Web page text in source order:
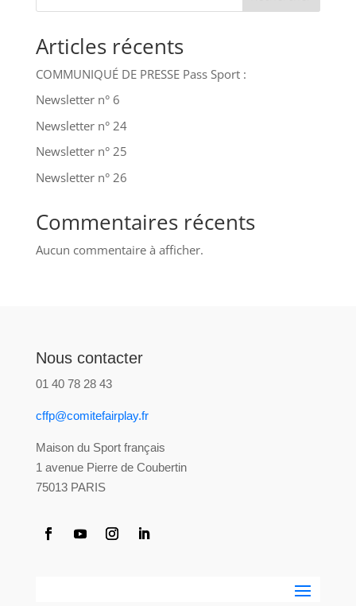
Articles récents
COMMUNIQUÉ DE PRESSE Pass Sport :
Newsletter n° 6
Newsletter n° 24
Newsletter n° 25
Newsletter n° 26
Commentaires récents
Aucun commentaire à afficher.
Nous contacter
01 40 78 28 43
cffp@comitefairplay.fr
Maison du Sport français
1 avenue Pierre de Coubertin
75013 PARIS